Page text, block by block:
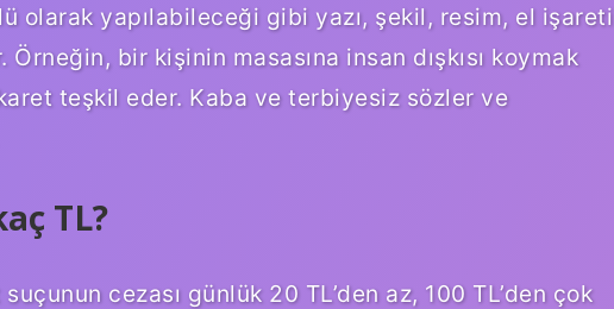
olarak yapılabileceği gibi yazı, şekil, resim, el işareti
bir kişinin masasına insan dışkısı koymak
teşkil eder. Kaba ve terbiyesiz sözler ve
TL?
cezası günlük 20 TL’den az, 100 TL’den çok